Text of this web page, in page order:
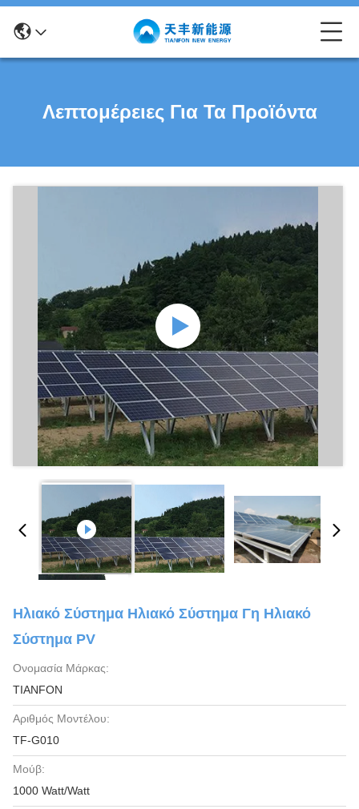
Λεπτομέρειες Για Τα Προϊόντα
Ηλιακό Σύστημα Ηλιακό Σύστημα Γη Ηλιακό
Σύστημα PV
Ονομασία Μάρκας:
TIANFON
Αριθμός Μοντέλου:
TF-G010
Μούβ:
1000 Watt/Watt